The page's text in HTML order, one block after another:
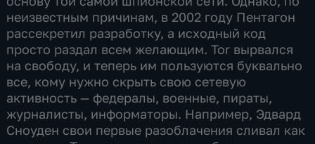
неизвестным причинам, в 2002 году Пентагон
рассекретил разработку, а исходный код
просто раздал всем желающим. Tor вырвался
на свободу, и теперь им пользуются буквально
все, кому нужно скрыть свою сетевую
активность — федералы, военные, пираты,
журналисты, информаторы. Например, Эдвард
Сноуден свои первые разоблачения сливал как